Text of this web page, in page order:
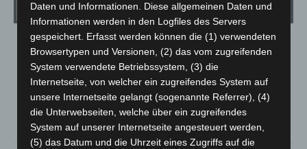
Wetter
LANGENHAGEN
Klarer Himmel
24.3°C 25.2°
23.3°
Daten und Informationen. Diese allgemeinen Daten und
Informationen werden in den Logfiles des Servers
gespeichert. Erfasst werden können die (1) verwendeten
Browsertypen und Versionen, (2) das vom zugreifenden
System verwendete Betriebssystem, (3) die
Internetseite, von welcher ein zugreifendes System auf
unsere Internetseite gelangt (sogenannte Referrer), (4)
die Unterwebseiten, welche über ein zugreifendes
System auf unserer Internetseite angesteuert werden,
(5) das Datum und die Uhrzeit eines Zugriffs auf die